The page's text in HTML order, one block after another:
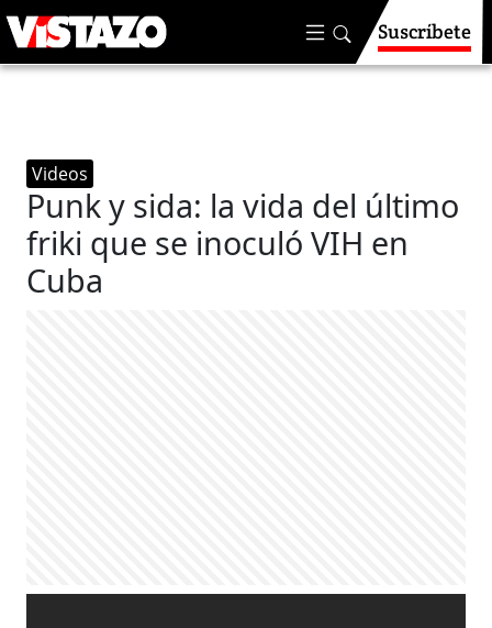
Suscríbete
Videos
Punk y sida: la vida del último
friki que se inoculó VIH en
Cuba